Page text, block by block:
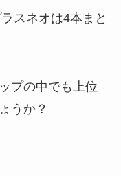
スネオは4本まと
プの中でも上位
うか？